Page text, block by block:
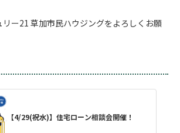
ー21 草加市民ハウジングをよろしくお願
【4/29(祝水)】住宅ローン相談会開催！